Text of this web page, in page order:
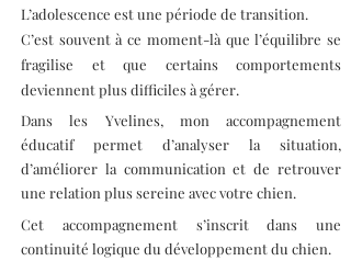
L’adolescence est une période de transition.
C’est souvent à ce moment-là que l’équilibre se
fragilise et que certains comportements
deviennent plus difficiles à gérer.
Dans les Yvelines, mon accompagnement
éducatif permet d’analyser la situation,
d’améliorer la communication et de retrouver
une relation plus sereine avec votre chien.
Cet accompagnement s’inscrit dans une
continuité logique du développement du chien.